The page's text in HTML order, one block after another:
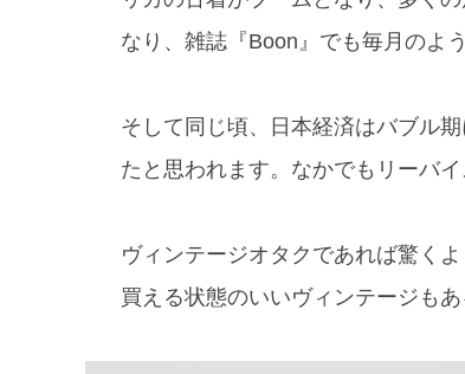
なり、雑誌『Boon』でも毎月のよ
そして同じ頃、日本経済はバブル
たと思われます。なかでもリーバ
ヴィンテージオタクであれば驚く
買える状態のいいヴィンテージもあ